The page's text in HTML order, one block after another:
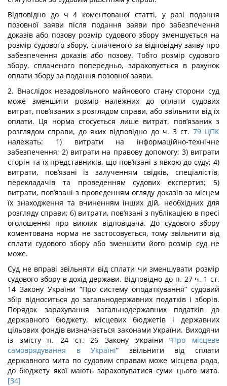
Відповідно до ч 4 коментованої статті, у разі подання
позовної заяви після подання заяви про забезпечення
доказів або позову розмір судового збору зменшується на
розмір судового збору, сплаченого за відповідну заяву про
забезпечення доказів або позову. Тобто розмір судового
збору, сплаченого попередньо, зараховується в рахунок
оплати збору за подання позовної заяви.
2. Внаслідок незадовільного майнового стану сторони суд
може зменшити розмір належних до оплати судових
витрат, пов’язаних з розглядом справи, або звільнити від їх
оплати. Ця норма стосується лише витрат, пов’язаних з
розглядом справи, до яких відповідно до ч. 3 ст. 79 ЦПК
належать: 1) витрати на інформаційно-технічне
забезпечення; 2) витрати на правову допомогу; 3) витрати
сторін та їх представників, що пов’язані з явкою до суду; 4)
витрати, пов’язані із залученням свідків, спеціалістів,
перекладачів та проведенням судових експертиз; 5)
витрати, пов’язані з проведенням огляду доказів за місцем
їх знаходження та вчиненням інших дій, необхідних для
розгляду справи; 6) витрати, пов’язані з публікацією в пресі
оголошення про виклик відповідача. До судового збору
коментована норма не застосовується, тому звільнити від
сплати судового збору або зменшити його розмір суд не
може.
Суд не вправі звільняти від сплати чи зменшувати розмір
судового збору в дохід держави. Відповідно до п. 27 ч. 1 ст.
14 Закону України “Про систему оподаткування” судовий
збір відноситься до загальнодержавних податків і зборів.
Порядок зарахування загальнодержавних податків до
державного бюджету, місцевих бюджетів і державних
цільових фондів визначається законами України. Виходячи
із змісту п. 24 ст. 26 Закону України “Про місцеве
самоврядування в Україні” звільнити від сплати
державного мита по судовим справам може місцева рада,
до бюджету якої мають зараховуватися суми цього мита.
[34]